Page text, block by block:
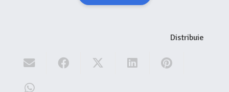
Distribuie